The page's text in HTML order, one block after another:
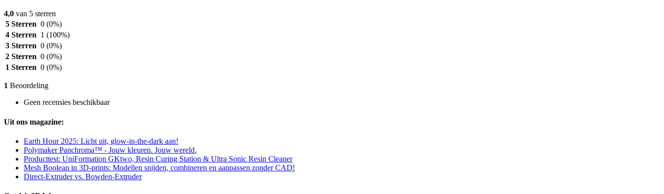
4,0 van 5 sterren
5 Sterren 0 (0%)
4 Sterren 1 (100%)
3 Sterren 0 (0%)
2 Sterren 0 (0%)
1 Sterren 0 (0%)
1 Beoordeling
Geen recensies beschikbaar
Uit ons magazine:
Earth Hour 2025: Licht uit, glow-in-the-dark aan!
Polymaker Panchroma™ - Jouw kleuren. Jouw wereld.
Producttest: UniFormation GKtwo, Resin Curing Station & Ultra Sonic Resin Cleaner
Mesh Boolean in 3D-prints: Modellen snijden, combineren en aanpassen zonder CAD!
Direct-Extruder vs. Bowden-Extruder